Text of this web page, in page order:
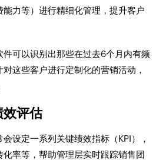
能力等）进行精细化管理，提升客户
可以识别出那些在过去6个月内有频
这些客户进行定制化的营销活动，
效评估
设定一系列关键绩效指标（KPI），
率等，帮助管理层实时跟踪销售团